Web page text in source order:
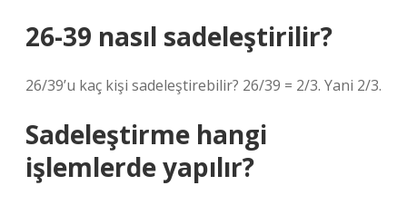
26-39 nasıl sadeleştirilir?
26/39’u kaç kişi sadeleştirebilir? 26/39 = 2/3. Yani 2/3.
Sadeleştirme hangi
işlemlerde yapılır?